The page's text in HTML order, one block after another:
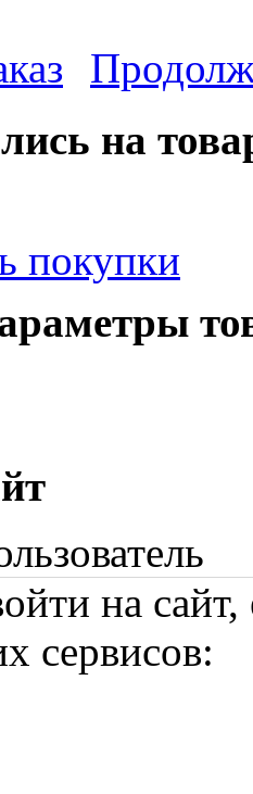
на
покупки
на сайт,
сервисов: